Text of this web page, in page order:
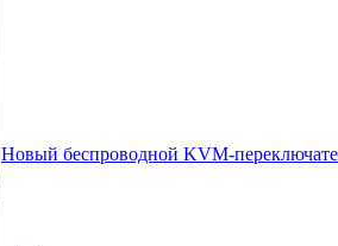
Новый беспроводной KVM-